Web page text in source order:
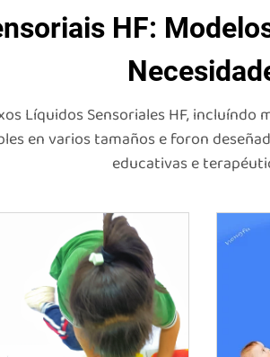
HF:
Líquidos Sensoriales HF,
en varios tamaños e foron
educativas e